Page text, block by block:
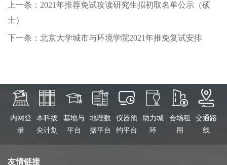
上一条：2021年推荐免试攻读研究生拟初取名单公示（硕
士）
下一条：北京大学城市与环境学院2021年推免复试安排
内网登
录
本科拔
尖计划
基地与
平台
地理数
据平台
仪器预
约平台
助力城
环
会场租
用
交通路
线
友情链接